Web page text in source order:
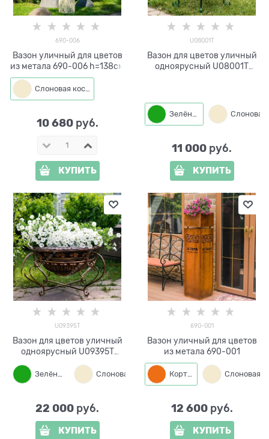
690-006
Вазон уличный для цветов
из метала 690-006 h=138см
Слоновая кость
10 680 руб.
КУПИТЬ
U08001T
Вазон для цветов уличный
одноярусный U08001T
Зелёный
11 000 руб.
КУПИТЬ
U09395T
Вазон для цветов уличный
одноярусный U09395T
Зелёный Слоновая кость Бронза
22 000 руб.
КУПИТЬ
690-001
Вазон уличный для цветов
из метала 690-001
Кортен
12 600 руб.
КУПИТЬ